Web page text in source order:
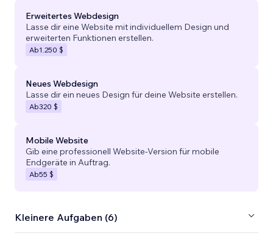
Erweitertes Webdesign
Lasse dir eine Website mit individuellem Design und
erweiterten Funktionen erstellen.
Ab1.250 $
Neues Webdesign
Lasse dir ein neues Design für deine Website erstellen.
Ab320 $
Mobile Website
Gib eine professionell Website-Version für mobile
Endgeräte in Auftrag.
Ab55 $
Kleinere Aufgaben (6)